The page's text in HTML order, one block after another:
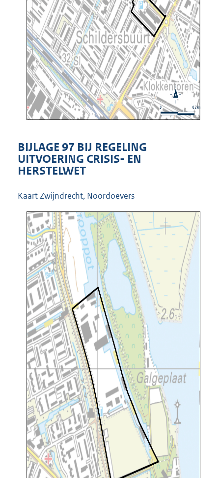
BIJLAGE 97 BIJ REGELING
UITVOERING CRISIS- EN
HERSTELWET
Kaart Zwijndrecht, Noordoevers